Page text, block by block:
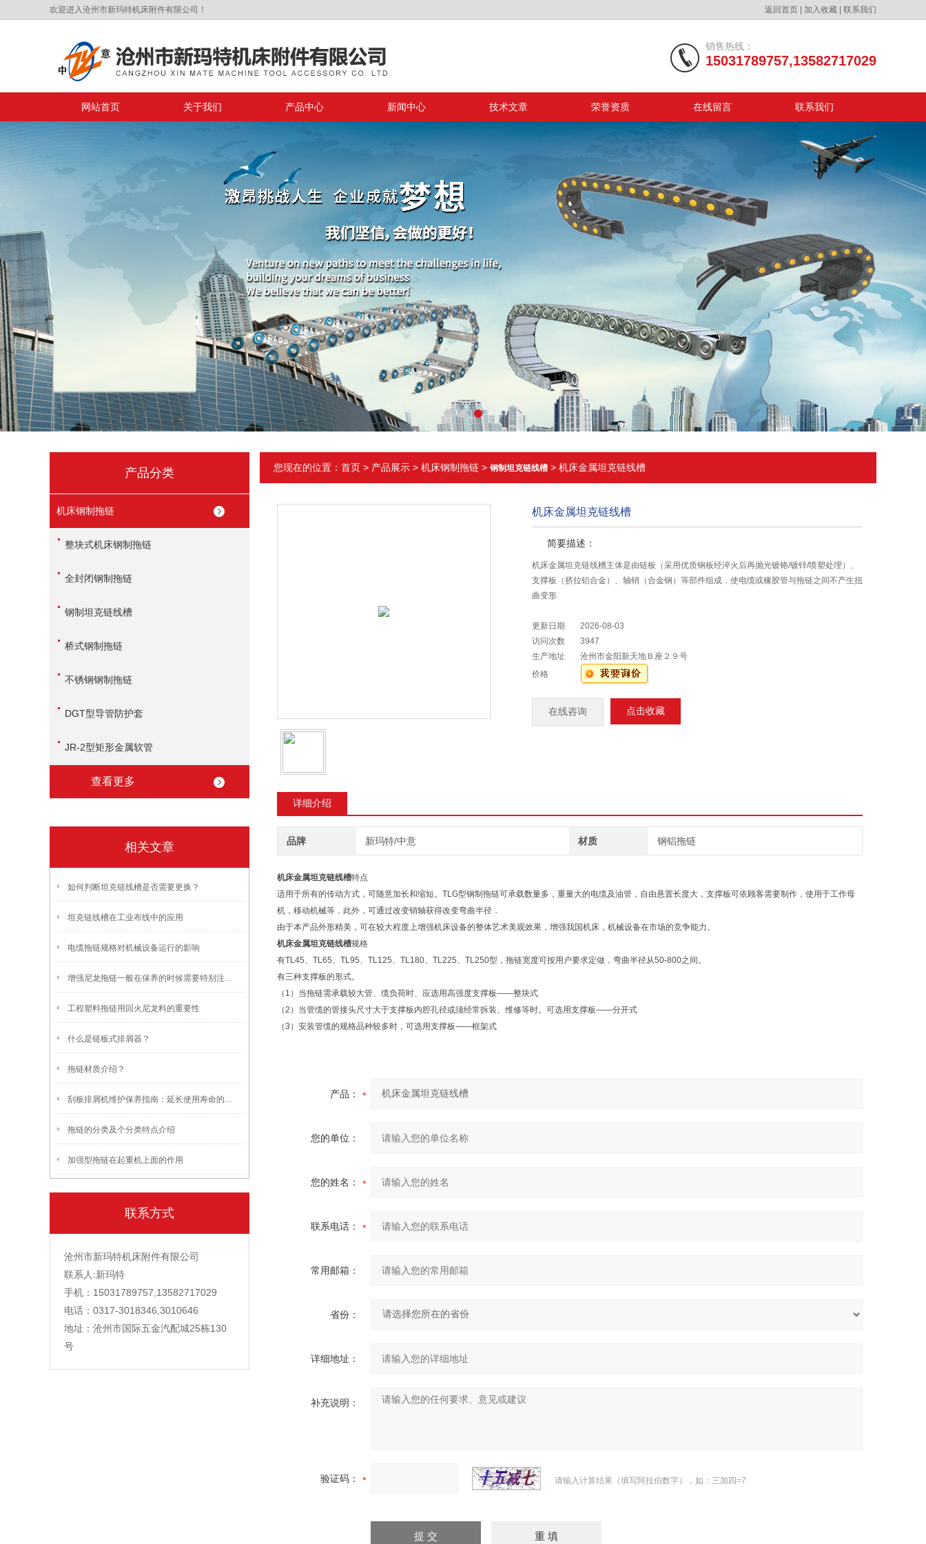
欢迎进入沧州市新玛特机床附件有限公司！ 返回首页 加入收藏 联系我们
销售热线：
15031789757,13582717029
网站首页 关于我们 产品中心 新闻中心 技术文章 荣誉资质 在线留言 联系我们
产品分类
机床钢制拖链
整块式机床钢制拖链
全封闭钢制拖链
钢制坦克链线槽
桥式钢制拖链
不锈钢钢制拖链
DGT型导管防护套
JR-2型矩形金属软管
查看更多
相关文章
如何判断坦克链线槽是否需要更换？
坦克链线槽在工业布线中的应用
电缆拖链规格对机械设备运行的影响
增强尼龙拖链一般在保养的时候需要特别注意的细节有哪些
工程塑料拖链用回火尼龙料的重要性
什么是链板式排屑器？
拖链材质介绍？
刮板排屑机维护保养指南：延长使用寿命的关键
拖链的分类及个分类特点介绍
加强型拖链在起重机上面的作用
联系方式
沧州市新玛特机床附件有限公司
联系人:新玛特
手机：15031789757,13582717029
电话：0317-3018346,3010646
地址：沧州市国际五金汽配城25栋130
号
您现在的位置： 首页 > 产品展示 > 机床钢制拖链 > 钢制坦克链线槽 > 机床金属坦克链线槽
机床金属坦克链线槽
简要描述：
机床金属坦克链线槽主体是由链板（采用优质钢板经淬火后再抛光镀铬/镀锌/喷塑处理）、
支撑板（挤拉铝合金）、轴销（合金钢）等部件组成．使电缆或橡胶管与拖链之间不产生扭
曲变形
更新日期
2026-08-03
访问次数
3947
生产地址
沧州市金阳新天地Ｂ座２９号
价格
在线咨询 点击收藏
详细介绍
品牌 新玛特/中意 材质 钢铝拖链
机床金属坦克链线槽特点
适用于所有的传动方式，可随意加长和缩短。TLG型钢制拖链可承载数量多，重量大的电缆及油管，自由悬置长度大，支撑板可依顾客需要制作，使用于工作母
机，移动机械等．此外，可通过改变销轴获得改变弯曲半径．
由于本产品外形精美，可在较大程度上增强机床设备的整体艺术美观效果，增强我国机床，机械设备在市场的竞争能力。
机床金属坦克链线槽规格
有TL45、TL65、TL95、TL125、TL180、TL225、TL250型，拖链宽度可按用户要求定做，弯曲半径从50-800之间。
有三种支撑板的形式。
（1）当拖链需承载较大管、缆负荷时、应选用高强度支撑板——整块式
（2）当管缆的管接头尺寸大于支撑板内腔孔径或须经常拆装、维修等时。可选用支撑板——分开式
（3）安装管缆的规格品种较多时，可选用支撑板——框架式
产品：
您的单位：
您的姓名：
联系电话：
常用邮箱：
省份：
详细地址：
补充说明：
验证码： 请输入计算结果（填写阿拉伯数字），如：三加四=7